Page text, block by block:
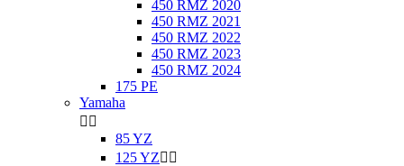
450 RMZ 2020
450 RMZ 2021
450 RMZ 2022
450 RMZ 2023
450 RMZ 2024
175 PE
Yamaha
 
85 YZ
125 YZ 